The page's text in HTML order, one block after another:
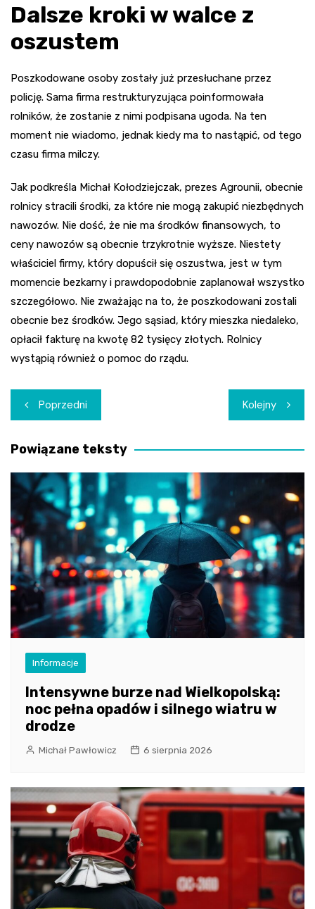
Dalsze kroki w walce z
oszustem
Poszkodowane osoby zostały już przesłuchane przez
policję. Sama firma restrukturyzująca poinformowała
rolników, że zostanie z nimi podpisana ugoda. Na ten
moment nie wiadomo, jednak kiedy ma to nastąpić, od tego
czasu firma milczy.
Jak podkreśla Michał Kołodziejczak, prezes Agrounii, obecnie
rolnicy stracili środki, za które nie mogą zakupić niezbędnych
nawozów. Nie dość, że nie ma środków finansowych, to
ceny nawozów są obecnie trzykrotnie wyższe. Niestety
właściciel firmy, który dopuścił się oszustwa, jest w tym
momencie bezkarny i prawdopodobnie zaplanował wszystko
szczegółowo. Nie zważając na to, że poszkodowani zostali
obecnie bez środków. Jego sąsiad, który mieszka niedaleko,
opłacił fakturę na kwotę 82 tysięcy złotych. Rolnicy
wystąpią również o pomoc do rządu.
Nawigacja
wpisu
Poprzedni Kolejny
Powiązane teksty
Informacje
Intensywne burze nad Wielkopolską:
noc pełna opadów i silnego wiatru w
drodze
Michał Pawłowicz 6 sierpnia 2026